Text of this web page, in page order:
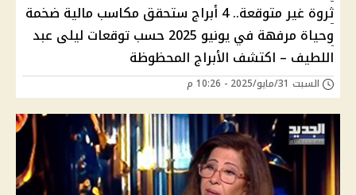
ثروة غير متوقعة.. 4 أبراج ستحقق مكاسب مالية ضخمة
وحياة مرفهة في يونيو 2025 حسب توقعات ليلى عبد
اللطيف – اكتشف الأبراج المحظوظة
السبت 31/مايو/2025 - 10:26 م